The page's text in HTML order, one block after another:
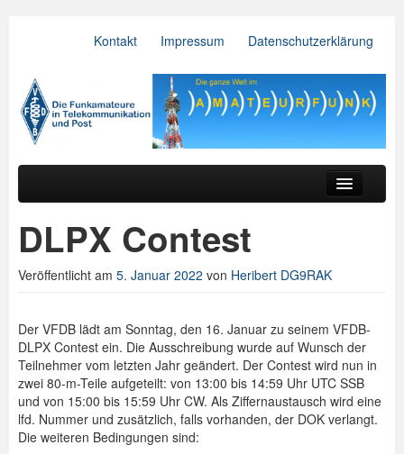
Kontakt Impressum Datenschutzerklärung
VFDB e.V.
Hauptmenü
Der Verein
Referate
BV & OV
Relais
Downloads
Spenden
DLPX Contest
Veröffentlicht am 5. Januar 2022 von Heribert DG9RAK
Der VFDB lädt am Sonntag, den 16. Januar zu seinem VFDB-
DLPX Contest ein. Die Ausschreibung wurde auf Wunsch der
Teilnehmer vom letzten Jahr geändert. Der Contest wird nun in
zwei 80-m-Teile aufgeteilt: von 13:00 bis 14:59 Uhr UTC SSB
und von 15:00 bis 15:59 Uhr CW. Als Ziffernaustausch wird eine
lfd. Nummer und zusätzlich, falls vorhanden, der DOK verlangt.
Die weiteren Bedingungen sind: